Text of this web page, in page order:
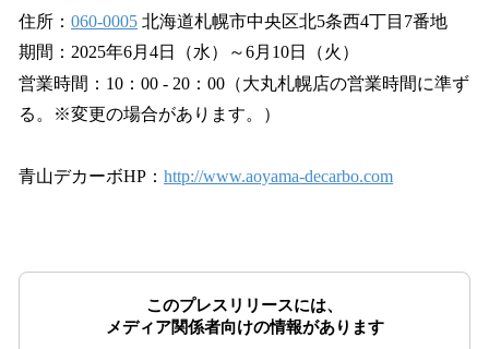
住所： 060-0005 北海道札幌市中央区北5条西4丁目7番地
期間：2025年6月4日（水）～6月10日（火）
営業時間：10：00 - 20：00（大丸札幌店の営業時間に準ず
る。※変更の場合があります。）
青山デカーボHP： http://www.aoyama-decarbo.com
このプレスリリースには、
メディア関係者向けの情報があります